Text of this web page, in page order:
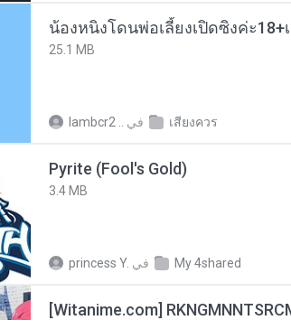
25.1 MB
lambcr2 .. في เสียงควร
Pyrite (Fool's Gold)
3.4 MB
princess Y. في My 4shared